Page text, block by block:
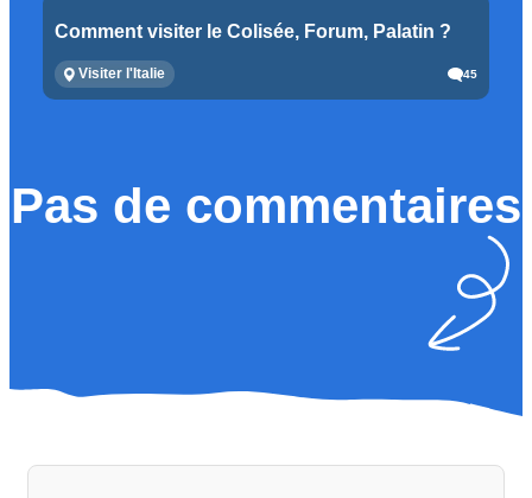
Comment visiter le Colisée, Forum, Palatin ?
Visiter l'Italie 45
Pas de commentaires